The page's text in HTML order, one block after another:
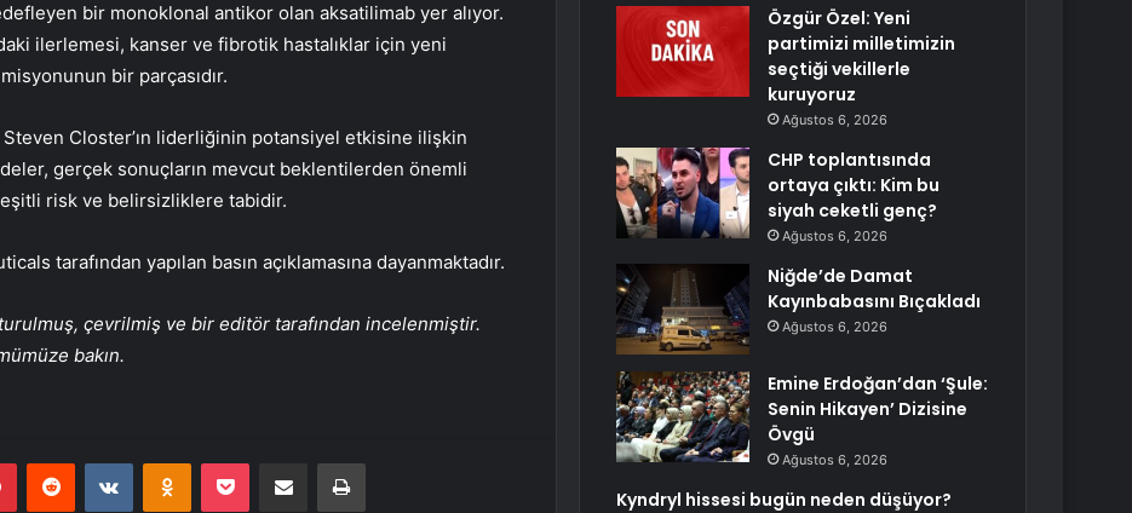
bir monoklonal antikor olan aksatilimab yer alıyor.
ilerlemesi, kanser ve fibrotik hastalıklar için yeni
bir parçasıdır.
Closter’ın liderliğinin potansiyel etkisine ilişkin
gerçek sonuçların mevcut beklentilerden önemli
risk ve belirsizliklere tabidir.
tarafından yapılan basın açıklamasına dayanmaktadır.
çevrilmiş ve bir editör tarafından incelenmiştir.
bakın.
PinterestReddit VKontakteOdnoklassniki
Pocket E-Posta ile paylaş Yazdır
Özgür Özel: Yeni
partimizi milletimizin
seçtiği vekillerle
kuruyoruz
Ağustos 6, 2026
CHP toplantısında
ortaya çıktı: Kim bu
siyah ceketli genç?
Ağustos 6, 2026
Niğde’de Damat
Kayınbabasını Bıçakladı
Ağustos 6, 2026
Emine Erdoğan’dan ‘Şule:
Senin Hikayen’ Dizisine
Övgü
Ağustos 6, 2026
Kyndryl hissesi bugün neden düşüyor?